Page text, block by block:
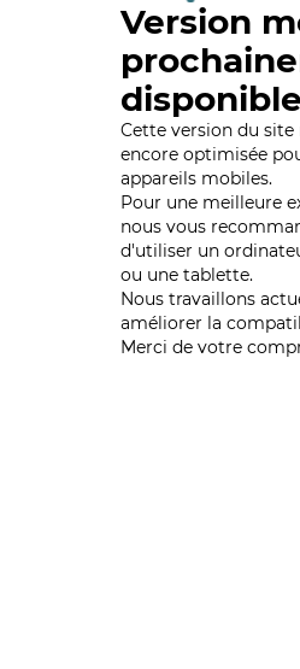
Version
disponible
Cette version du site
encore optimisée
appareils mobiles.
Pour une meilleure
nous vous
d'utiliser un
ou une tablette.
Nous travaillons
améliorer la
Merci de votre